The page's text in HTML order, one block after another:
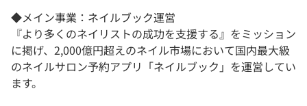
◆メイン事業：ネイルブック運営
『より多くのネイリストの成功を支援する』をミッション
に掲げ、2,000億円超えのネイル市場において国内最大級
のネイルサロン予約アプリ「ネイルブック」を運営してい
ます。